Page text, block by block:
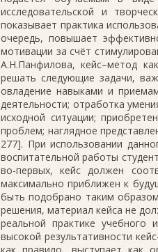
исследовательской и
показывает практика
очередь, повышает
мотивации за счёт
А.Н.Панфилова, кейс–метод
решать следующие задачи,
овладение навыками и
деятельности; отработка
исходной ситуации;
проблем; наглядное
277]. При использовании
воспитательной работы
во-первых, кейс должен
максимально приближен к
быть подобрано таким
решения, материал кейса не
реальной практике учебного
высокой результативности